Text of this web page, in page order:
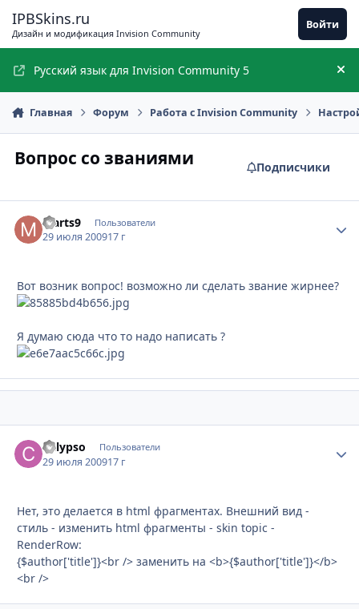
IPBSkins.ru
Дизайн и модификация Invision Community
Войти
Русский язык для Invision Community 5
Главная Форум Работа с Invision Community
Вопрос со званиями Подписчики
Marts9 Пользователи
29 июля 200917 г
Вот возник вопрос! возможно ли сделать звание жирнее?
Я думаю сюда что то надо написать ?
Calypso Пользователи
29 июля 200917 г
Нет, это делается в html фрагментах. Внешний вид -
стиль - изменить html фрагменты - skin topic -
RenderRow:
{$author['title']}<br /> заменить на <b>{$author['title']}</b>
<br />